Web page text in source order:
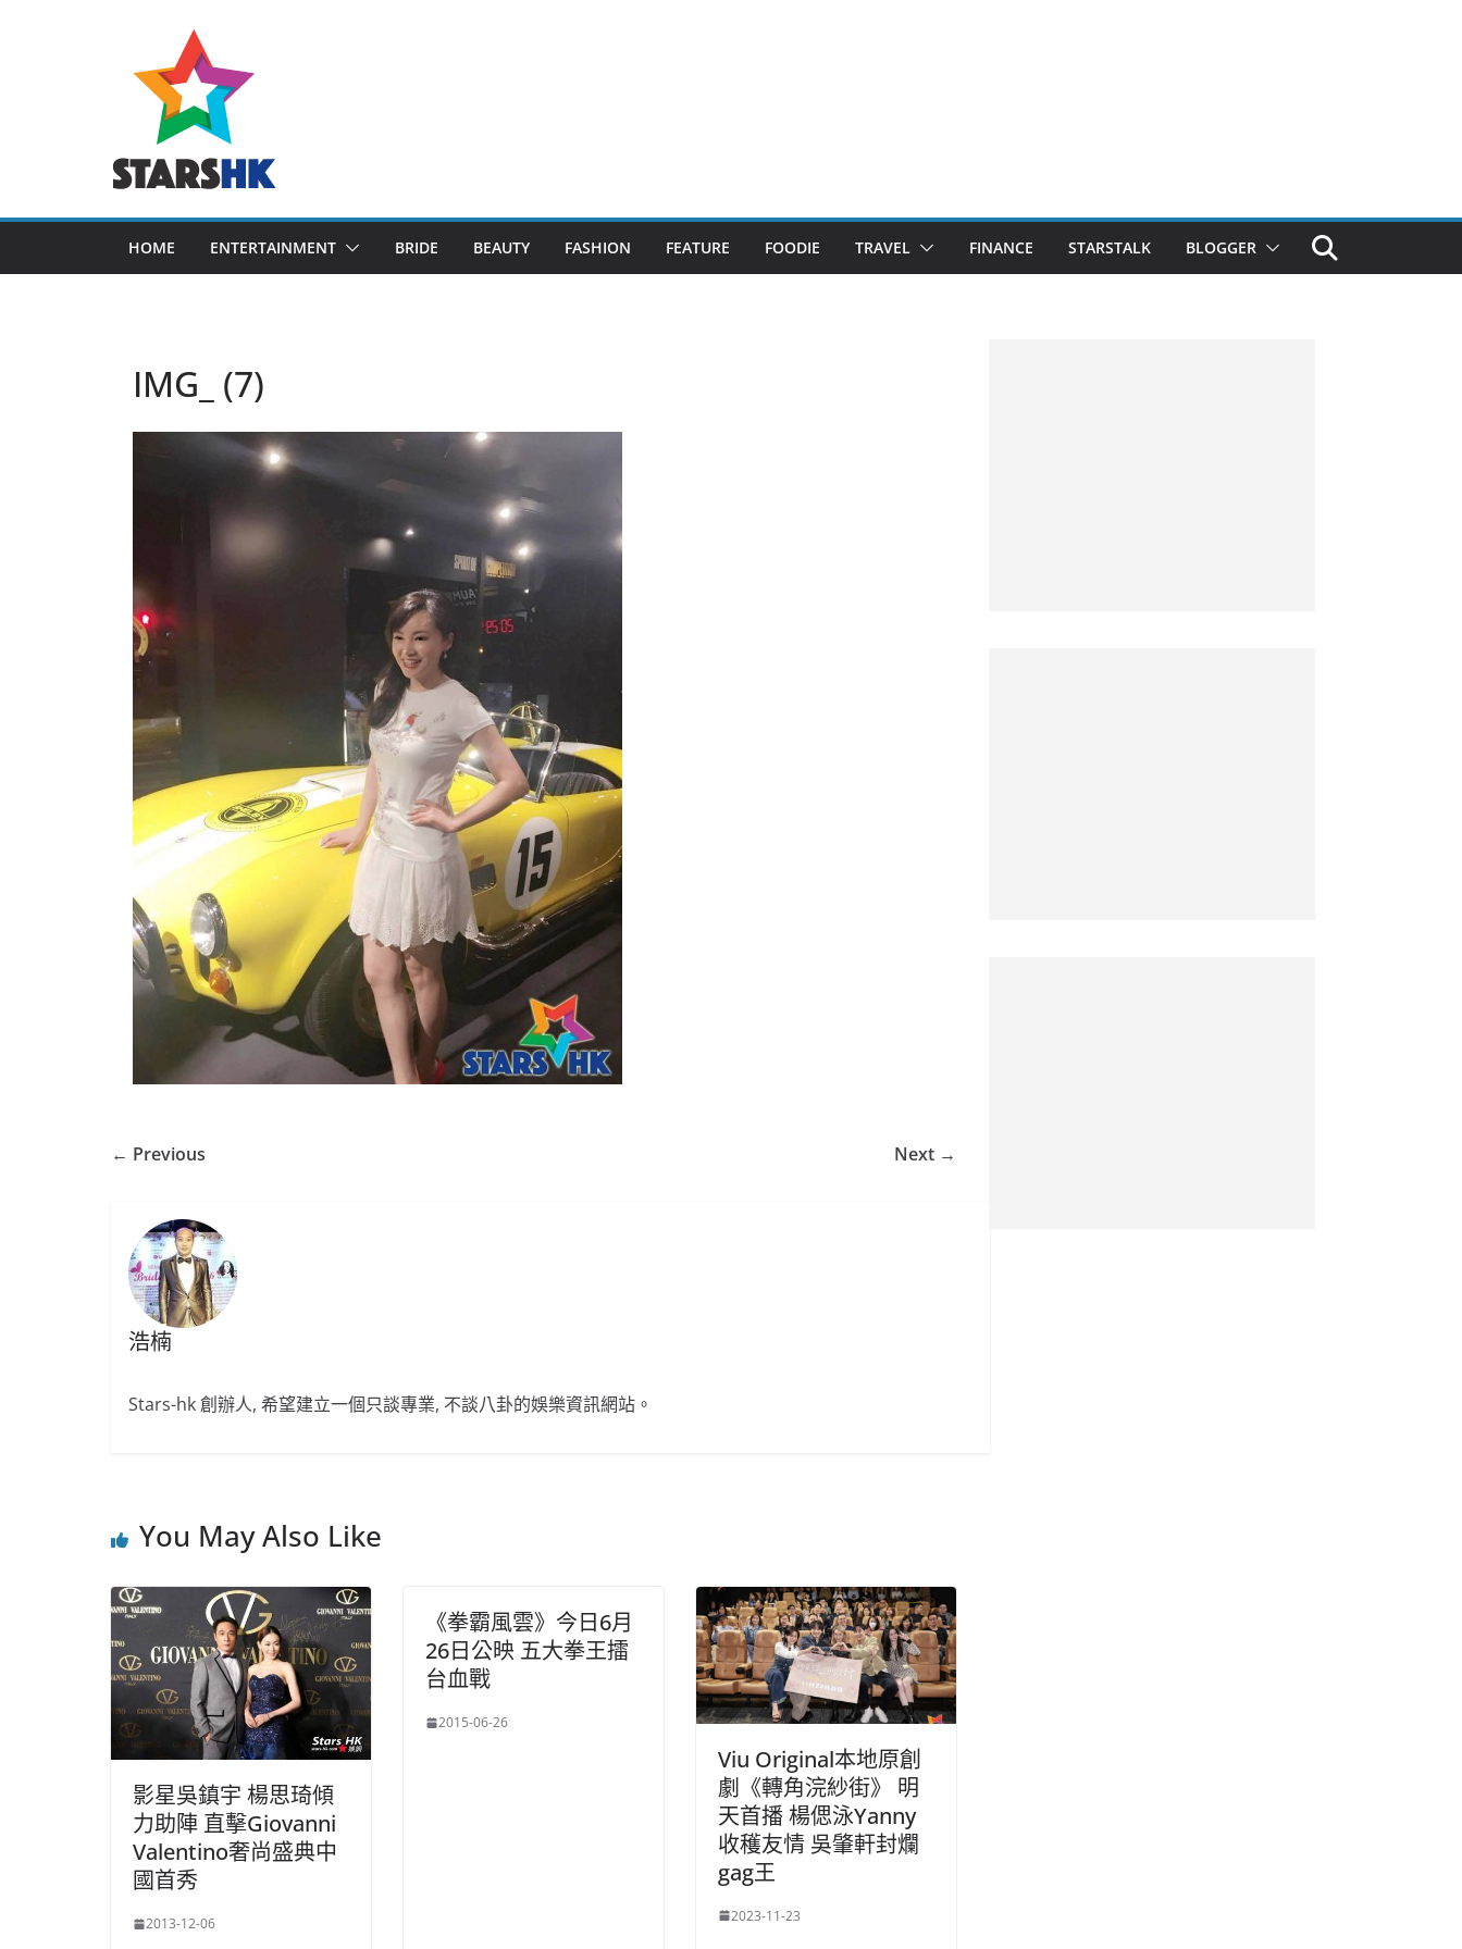
HOME ENTERTAINMENT BRIDE BEAUTY FASHION FEATURE FOODIE TRAVEL FINANCE STARSTALK BLOGGER
IMG_ (7)
← Previous Next →
浩楠
Stars-hk 創辦人, 希望建立一個只談專業, 不談八卦的娛樂資訊網站。
You May Also Like
影星吳鎮宇 楊思琦傾
力助陣 直擊Giovanni
Valentino奢尚盛典中
國首秀
2013-12-06
《拳霸風雲》今日6月
26日公映 五大拳王擂
台血戰
2015-06-26
Viu Original本地原創
劇《轉角浣紗街》 明
天首播 楊偲泳Yanny
收穫友情 吳肇軒封爛
gag王
2023-11-23